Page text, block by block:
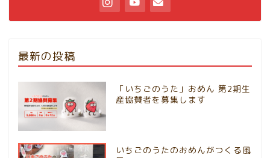
最新の投稿
「いちごのうた」おめん 第2期生
産協賛者を募集します
いちごのうたのおめんがつくる風